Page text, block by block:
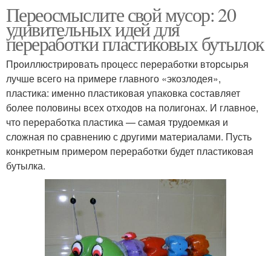
Переосмыслите свой мусор: 20
удивительных идей для
переработки пластиковых бутылок
Проиллюстрировать процесс переработки вторсырья
лучше всего на примере главного «экозлодея»,
пластика: именно пластиковая упаковка составляет
более половины всех отходов на полигонах. И главное,
что переработка пластика — самая трудоемкая и
сложная по сравнению с другими материалами. Пусть
конкретным примером переработки будет пластиковая
бутылка.